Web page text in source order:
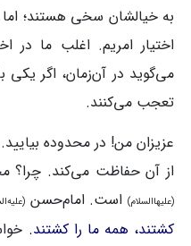
به خیالشان سخی هستند؛
اختیار امریم. اغلب ما
می‌گوید در آن‌زمان، اگر یکی
تعجب می‌کنند.
عزیزان من! در محدوده
از آن حفاظت می‌کند. چرا؟
(علیهاالسلام) است. امام‌حسن
کشتند، همه ما را کشتند.